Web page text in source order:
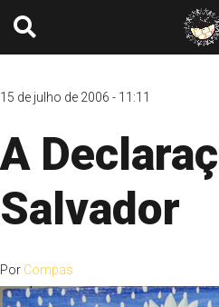
15 de julho de 2006 - 11:11
A
Salvador
Por Compas